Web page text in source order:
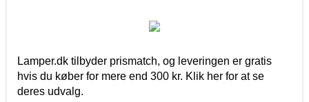
Lamper.dk tilbyder prismatch, og leveringen er gratis
hvis du køber for mere end 300 kr. Klik her for at se
deres udvalg.